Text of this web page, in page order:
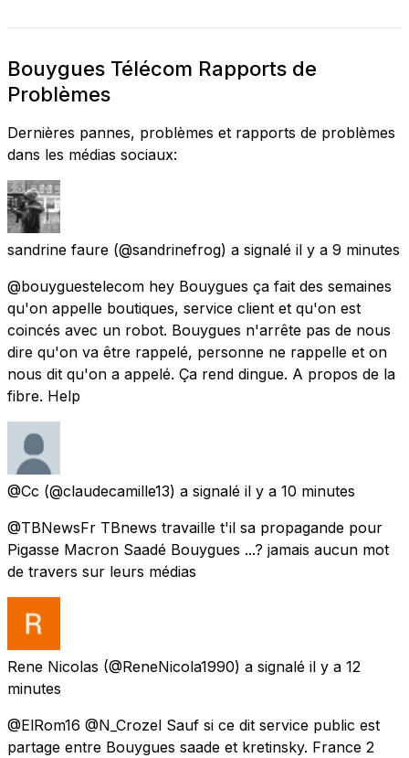
Bouygues Télécom Rapports de
Problèmes
Dernières pannes, problèmes et rapports de problèmes
dans les médias sociaux:
sandrine faure (@sandrinefrog) a signalé il y a 9 minutes
@bouyguestelecom hey Bouygues ça fait des semaines
qu'on appelle boutiques, service client et qu'on est
coincés avec un robot. Bouygues n'arrête pas de nous
dire qu'on va être rappelé, personne ne rappelle et on
nous dit qu'on a appelé. Ça rend dingue. A propos de la
fibre. Help
@Cc (@claudecamille13) a signalé il y a 10 minutes
@TBNewsFr TBnews travaille t'il sa propagande pour
Pigasse Macron Saadé Bouygues ...? jamais aucun mot
de travers sur leurs médias
Rene Nicolas (@ReneNicola1990) a signalé il y a 12
minutes
@ElRom16 @N_Crozel Sauf si ce dit service public est
partage entre Bouygues saade et kretinsky. France 2